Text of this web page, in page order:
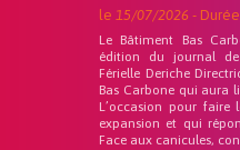
le 15/07/2026 - Durée
Le Bâtiment Bas
édition du journal de
Férielle Deriche
Bas Carbone qui aura
L’occasion pour faire
expansion et qui
Face aux canicules,